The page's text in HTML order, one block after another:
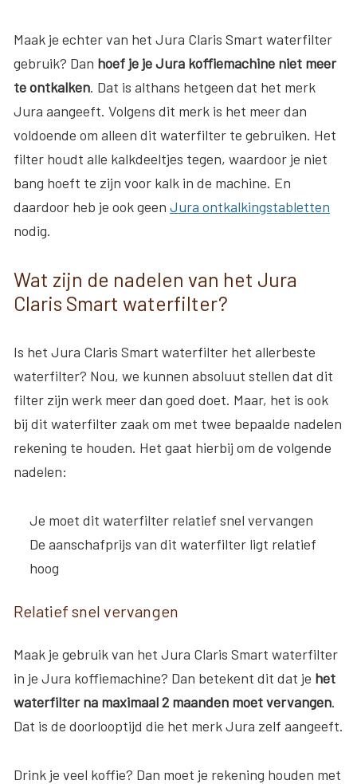
Maak je echter van het Jura Claris Smart waterfilter
gebruik? Dan hoef je je Jura koffiemachine niet meer
te ontkalken. Dat is althans hetgeen dat het merk
Jura aangeeft. Volgens dit merk is het meer dan
voldoende om alleen dit waterfilter te gebruiken. Het
filter houdt alle kalkdeeltjes tegen, waardoor je niet
bang hoeft te zijn voor kalk in de machine. En
daardoor heb je ook geen Jura ontkalkingstabletten
nodig.
Wat zijn de nadelen van het Jura
Claris Smart waterfilter?
Is het Jura Claris Smart waterfilter het allerbeste
waterfilter? Nou, we kunnen absoluut stellen dat dit
filter zijn werk meer dan goed doet. Maar, het is ook
bij dit waterfilter zaak om met twee bepaalde nadelen
rekening te houden. Het gaat hierbij om de volgende
nadelen:
Je moet dit waterfilter relatief snel vervangen
De aanschafprijs van dit waterfilter ligt relatief
hoog
Relatief snel vervangen
Maak je gebruik van het Jura Claris Smart waterfilter
in je Jura koffiemachine? Dan betekent dit dat je het
waterfilter na maximaal 2 maanden moet vervangen.
Dat is de doorlooptijd die het merk Jura zelf aangeeft.
Drink je veel koffie? Dan moet je rekening houden met